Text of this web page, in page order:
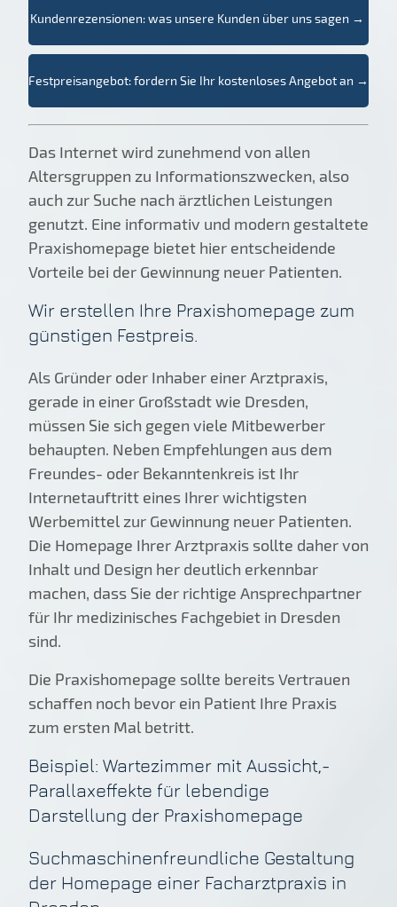
Kundenrezensionen: was unsere Kunden über uns sagen →
Festpreisangebot: fordern Sie Ihr kostenloses Angebot an →
Das Internet wird zunehmend von allen
Altersgruppen zu Informationszwecken, also
auch zur Suche nach ärztlichen Leistungen
genutzt. Eine informativ und modern gestaltete
Praxishomepage bietet hier entscheidende
Vorteile bei der Gewinnung neuer Patienten.
Wir erstellen Ihre Praxishomepage zum
günstigen Festpreis.
Als Gründer oder Inhaber einer Arztpraxis,
gerade in einer Großstadt wie Dresden,
müssen Sie sich gegen viele Mitbewerber
behaupten. Neben Empfehlungen aus dem
Freundes- oder Bekanntenkreis ist Ihr
Internetauftritt eines Ihrer wichtigsten
Werbemittel zur Gewinnung neuer Patienten.
Die Homepage Ihrer Arztpraxis sollte daher von
Inhalt und Design her deutlich erkennbar
machen, dass Sie der richtige Ansprechpartner
für Ihr medizinisches Fachgebiet in Dresden
sind.
Die Praxishomepage sollte bereits Vertrauen
schaffen noch bevor ein Patient Ihre Praxis
zum ersten Mal betritt.
Beispiel: Wartezimmer mit Aussicht,-
Parallaxeffekte für lebendige
Darstellung der Praxishomepage
Suchmaschinenfreundliche Gestaltung
der Homepage einer Facharztpraxis in